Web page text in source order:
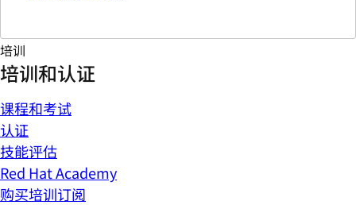
培训
培训和认证
课程和考试
认证
技能评估
Red Hat Academy
购买培训订阅